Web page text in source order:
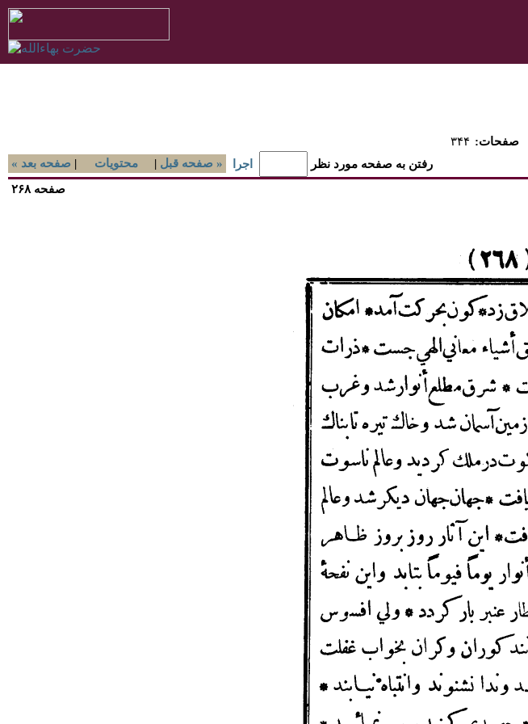
۳۴۴ :صفحات
« صفحه بعد | محتويات | صفحه قبل » رفتن به صفحه مورد نظر اجرا